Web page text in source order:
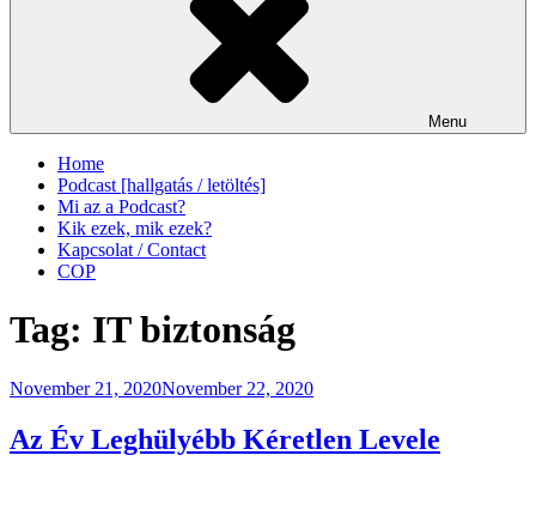
Menu
Home
Podcast [hallgatás / letöltés]
Mi az a Podcast?
Kik ezek, mik ezek?
Kapcsolat / Contact
COP
Tag: IT biztonság
Posted
November 21, 2020November 22, 2020
Az Év Leghülyébb Kéretlen Levele